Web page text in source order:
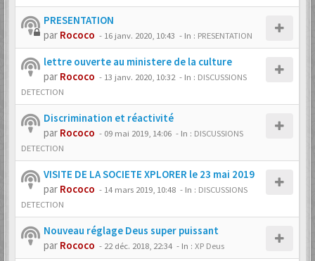
PRESENTATION
par Rococo - 16 janv. 2020, 10:43 - In : PRESENTATION
lettre ouverte au ministere de la culture
par Rococo - 13 janv. 2020, 10:32 - In : DISCUSSIONS
DETECTION
Discrimination et réactivité
par Rococo - 09 mai 2019, 14:06 - In : DISCUSSIONS
DETECTION
VISITE DE LA SOCIETE XPLORER le 23 mai 2019
par Rococo - 14 mars 2019, 10:48 - In : DISCUSSIONS
DETECTION
Nouveau réglage Deus super puissant
par Rococo - 22 déc. 2018, 22:34 - In : XP Deus